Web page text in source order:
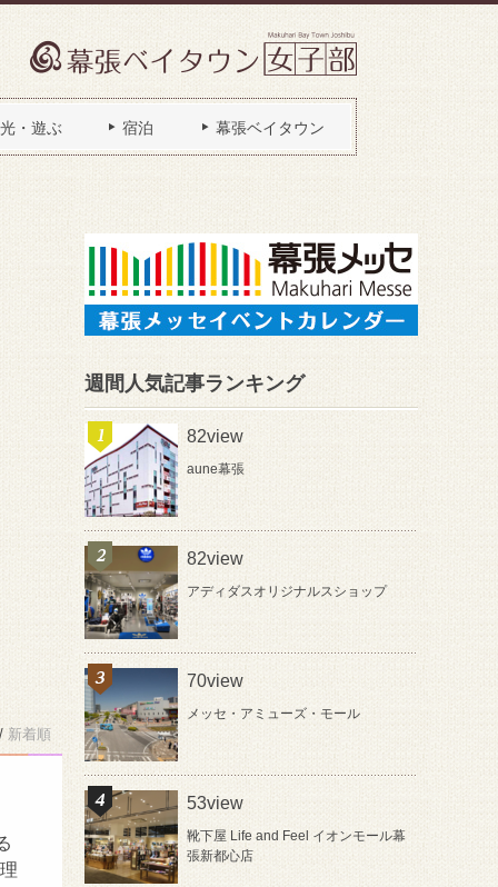
・遊ぶ 宿泊 幕張ベイタウン
新着順
週間人気記事ランキング
82view
aune幕張
82view
アディダスオリジナルスショップ
70view
メッセ・アミューズ・モール
53view
靴下屋 Life and Feel イオンモール幕
張新都心店